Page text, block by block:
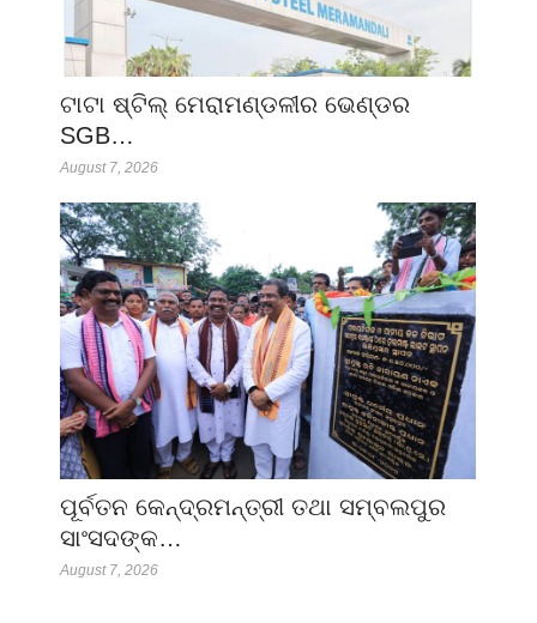
ଟାଟା ଷ୍ଟିଲ୍ ମେରାମଣ୍ଡଳୀର ଭେଣ୍ଡର
SGB…
August 7, 2026
ପୂର୍ବତନ କେନ୍ଦ୍ରମନ୍ତ୍ରୀ ତଥା ସମ୍ବଲପୁର
ସାଂସଦଙ୍କ…
August 7, 2026